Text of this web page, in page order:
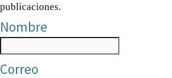
publicaciones.
Nombre
Correo